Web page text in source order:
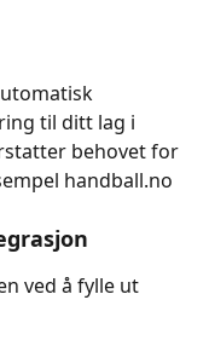
til ditt lag i
behovet for
handball.no
ved å fylle ut